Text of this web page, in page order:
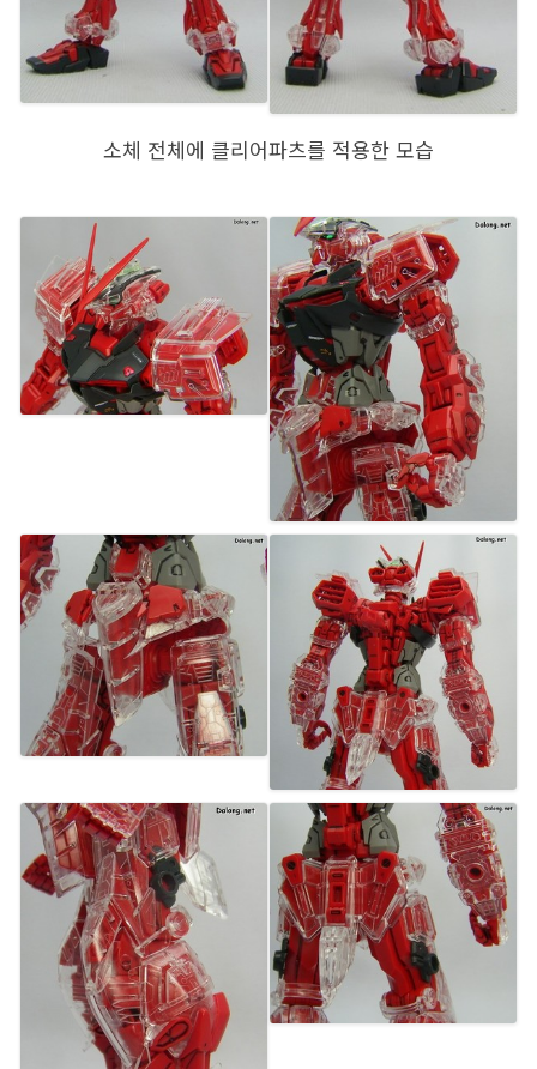
소체 전체에 클리어파츠를 적용한 모습